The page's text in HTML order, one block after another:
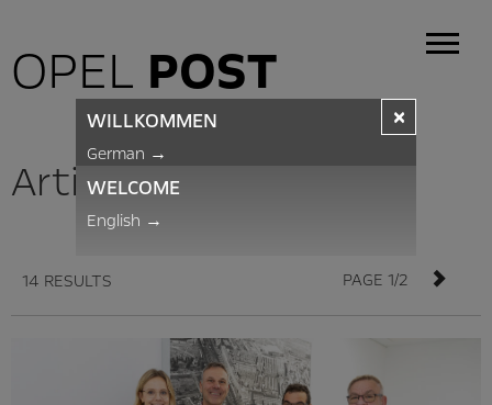
OPEL POST
Articles
14 RESULTS PAGE 1/2
×
WILLKOMMEN
German →
WELCOME
English →